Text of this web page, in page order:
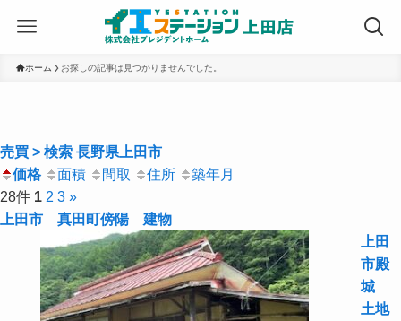
ホーム お探しの記事は見つかりませんでした。
売買 > 検索 長野県上田市
価格
面積 間取 住所
築年月
28件 1 2 3 »
上田市 真田町傍陽 建物
上田
市殿
城
土地